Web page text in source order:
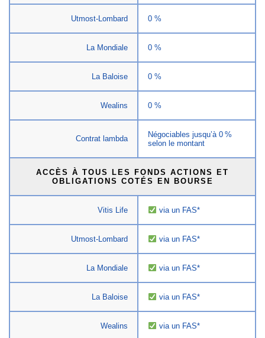
Utmost-Lombard 0 %
La Mondiale 0 %
La Baloise 0 %
Wealins 0 %
Contrat lambda
Négociables jusqu’à 0 %
selon le montant
ACCÈS À TOUS LES FONDS ACTIONS ET
OBLIGATIONS COTÉS EN BOURSE
Vitis Life via un FAS*
Utmost-Lombard via un FAS*
La Mondiale via un FAS*
La Baloise via un FAS*
Wealins via un FAS*